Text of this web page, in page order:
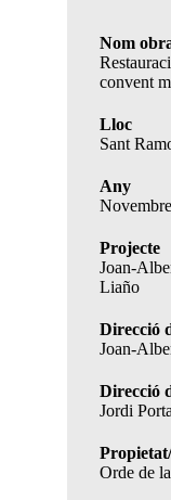
Nom
convent
Lloc
Sant
Any
Projecte
Joan-
Liaño
Direcció
Joan-
Direcció
Jordi
Orde de